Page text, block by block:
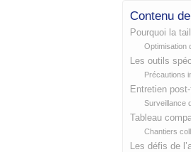
Contenu
Pourquoi la
Optimisation
Les outils
Précautions
Entretien
Surveillance
Tableau
Chantiers
Les défis de